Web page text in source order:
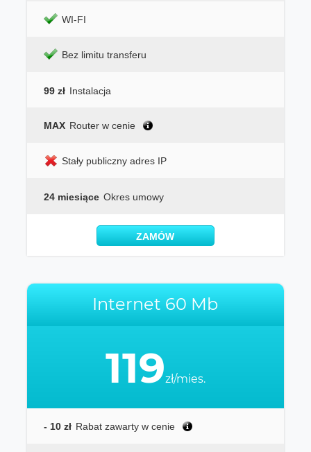
WI-FI
Bez limitu transferu
99 zł Instalacja
MAX Router w cenie
Stały publiczny adres IP
24 miesiące Okres umowy
ZAMÓW
Internet 60 Mb
119zł/mies.
- 10 zł Rabat zawarty w cenie